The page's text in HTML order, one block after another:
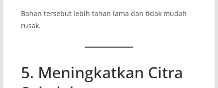
Bahan tersebut lebih tahan lama dan tidak mudah
rusak.
5. Meningkatkan Citra